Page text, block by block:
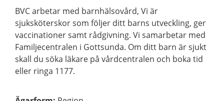
BVC arbetar med barnhälsovård, Vi är
sjuksköterskor som följer ditt barns utveckling, ger
vaccinationer samt rådgivning. Vi samarbetar med
Familjecentralen i Gottsunda. Om ditt barn är sjukt
skall du söka läkare på vårdcentralen och boka tid
eller ringa 1177.